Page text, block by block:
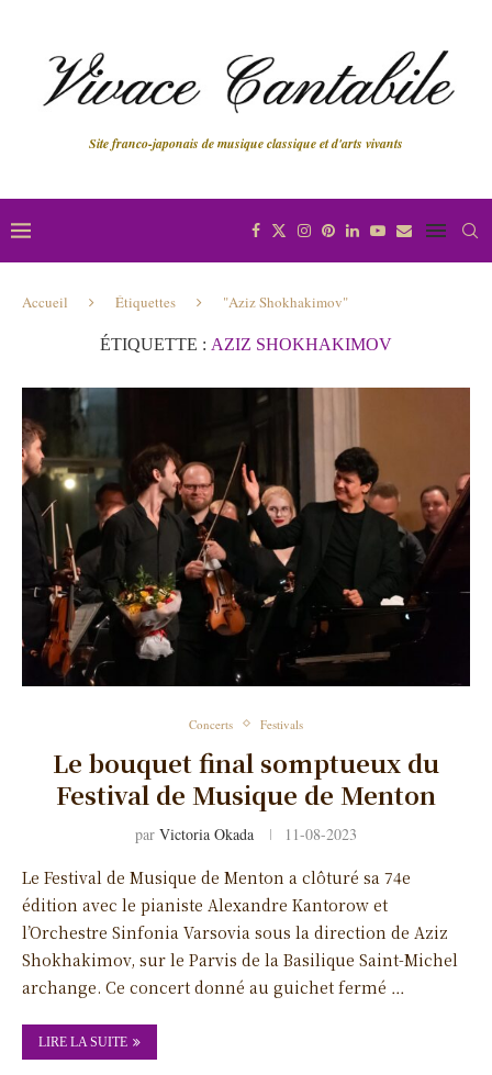
Site franco-japonais de musique classique et d'arts vivants
Accueil Étiquettes "Aziz Shokhakimov"
ÉTIQUETTE : AZIZ SHOKHAKIMOV
Concerts Festivals
Le bouquet final somptueux du
Festival de Musique de Menton
par Victoria Okada 11-08-2023
Le Festival de Musique de Menton a clôturé sa 74e
édition avec le pianiste Alexandre Kantorow et
l’Orchestre Sinfonia Varsovia sous la direction de Aziz
Shokhakimov, sur le Parvis de la Basilique Saint-Michel
archange. Ce concert donné au guichet fermé …
LIRE LA SUITE